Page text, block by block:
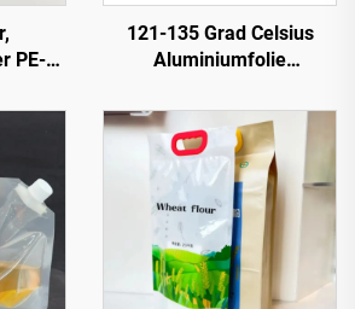
PE-
Bulk
121-135 Grad Celsius
Aluminiumfolie
Retortbeutel